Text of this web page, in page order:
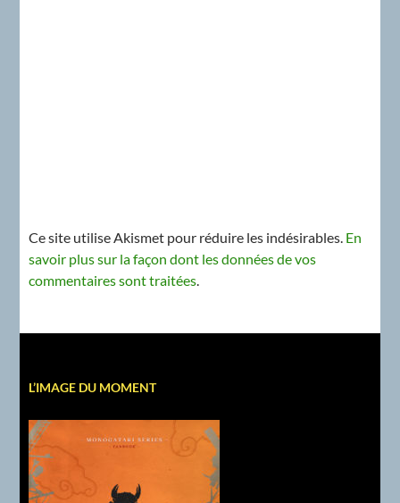
Ce site utilise Akismet pour réduire les indésirables. En
savoir plus sur la façon dont les données de vos
commentaires sont traitées.
L’IMAGE DU MOMENT